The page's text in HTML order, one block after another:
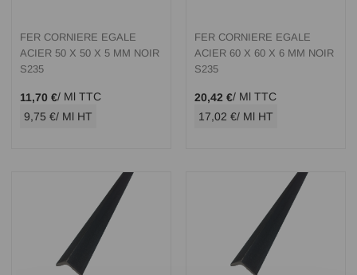
FER CORNIERE EGALE
ACIER 50 X 50 X 5 MM NOIR
S235
11,70 €/ Ml TTC
9,75 €/ Ml HT
FER CORNIERE EGALE
ACIER 60 X 60 X 6 MM NOIR
S235
20,42 €/ Ml TTC
17,02 €/ Ml HT